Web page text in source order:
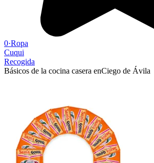
0·Ropa
Cuqui
Recogida
Básicos de la cocina casera enCiego de Ávila